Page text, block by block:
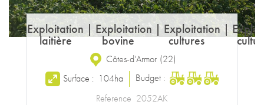
Exploitation
laitière
| Exploitation
bovine
| Exploitation
cultures
|
Côtes-d'Armor (22)
Surface : 104ha
Budget :
Reference 2052AK